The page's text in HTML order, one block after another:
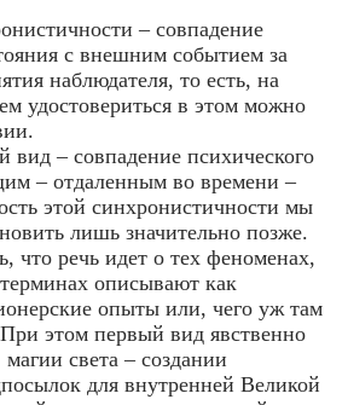
– совпадение
с внешним событием за
наблюдателя, то есть, на
удостовериться в этом можно
вид – совпадение психического
– отдаленным во времени –
этой синхронистичности мы
лишь значительно позже.
что речь идет о тех феноменах,
описывают как
опыты или, чего уж там
этом первый вид явственно
света – создании
для внутренней Великой